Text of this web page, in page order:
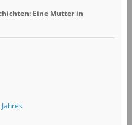
Eine Mutter in